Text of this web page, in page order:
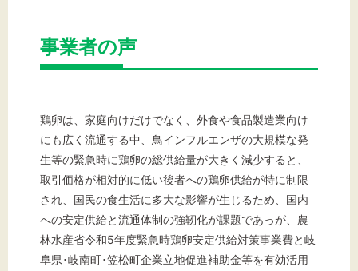
事業者の声
鶏卵は、家庭向けだけでなく、外食や食品製造業向け
にも広く流通する中、鳥インフルエンザの大規模な発
生等の緊急時に鶏卵の総供給量が大きく減少すると、
取引価格が相対的に低い後者への鶏卵供給が特に制限
され、国民の食生活に多大な影響が生じるため、国内
への安定供給と流通体制の強靭化が課題であっが、農
林水産省令和5年度緊急時鶏卵安定供給対策事業費と岐
阜県･岐南町･笠松町企業立地促進補助金等を有効活用